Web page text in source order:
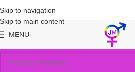
Skip to navigation
Skip to main content
MENU